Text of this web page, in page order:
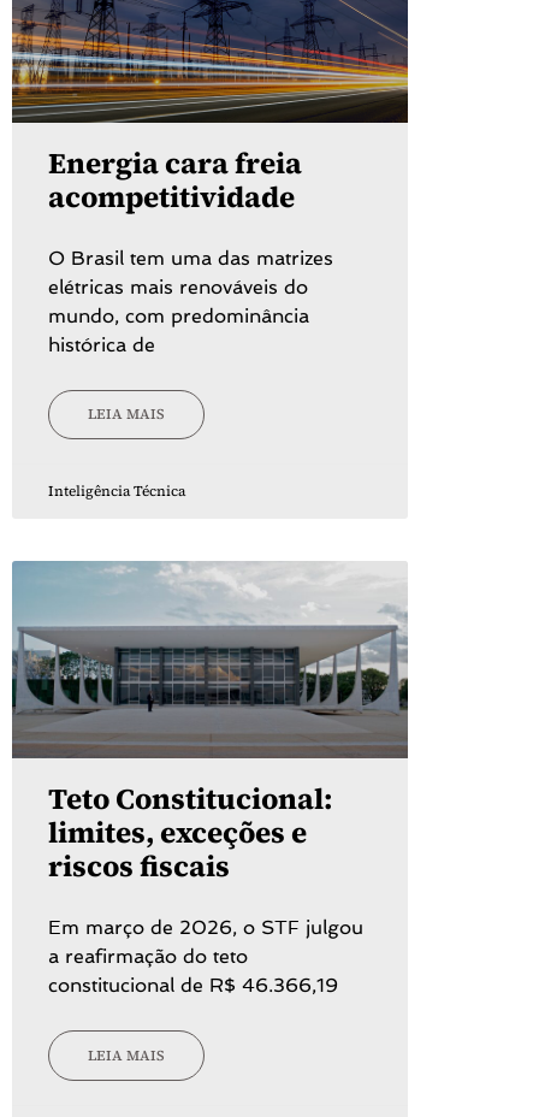
Energia cara freia
acompetitividade
O Brasil tem uma das matrizes
elétricas mais renováveis do
mundo, com predominância
histórica de
LEIA MAIS
Inteligência Técnica
Teto Constitucional:
limites, exceções e
riscos fiscais
Em março de 2026, o STF julgou
a reafirmação do teto
constitucional de R$ 46.366,19
LEIA MAIS